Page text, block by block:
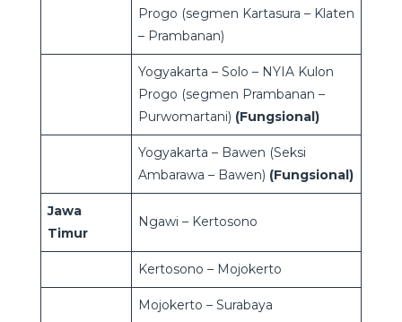
Progo (segmen Kartasura – Klaten
– Prambanan)
Yogyakarta – Solo – NYIA Kulon
Progo (segmen Prambanan –
Purwomartani) (Fungsional)
Yogyakarta – Bawen (Seksi
Ambarawa – Bawen) (Fungsional)
Jawa
Timur
Ngawi – Kertosono
Kertosono – Mojokerto
Mojokerto – Surabaya